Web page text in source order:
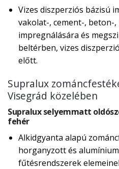
Vizes diszperziós bázisú
vakolat-, cement-, beton-
impregnálására és
beltérben, vizes
előtt.
Supralux
Visegrád közelében
Supralux selyemmatt
fehér
Alkidgyanta alapú
horganyzott és
fűtésrendszerek